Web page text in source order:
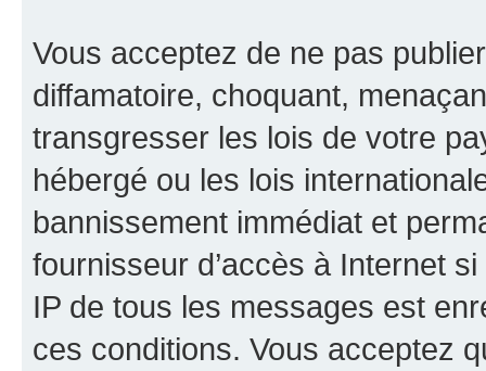
Vous acceptez de ne pas
diffamatoire, choquant,
transgresser les lois de votre
hébergé ou les lois
bannissement immédiat et
fournisseur d’accès à Internet
IP de tous les messages est
ces conditions. Vous acceptez